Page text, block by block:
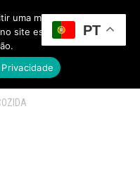
Toggle Menu
PT
uma melhor experiência
site estará a consentir a